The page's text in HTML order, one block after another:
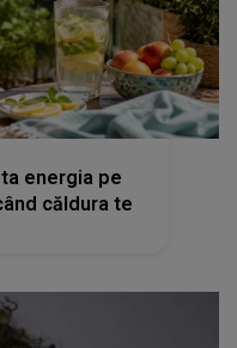
energia pe
căldura te